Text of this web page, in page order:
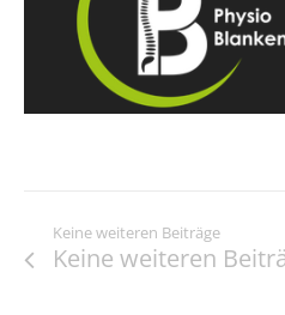
Keine weiteren Beiträge
Keine weiteren